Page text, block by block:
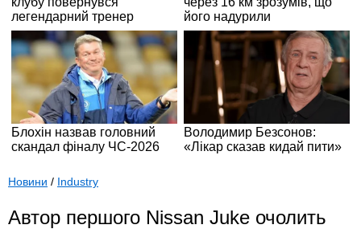
Новини / Industry
Автор першого Nissan Juke очолить